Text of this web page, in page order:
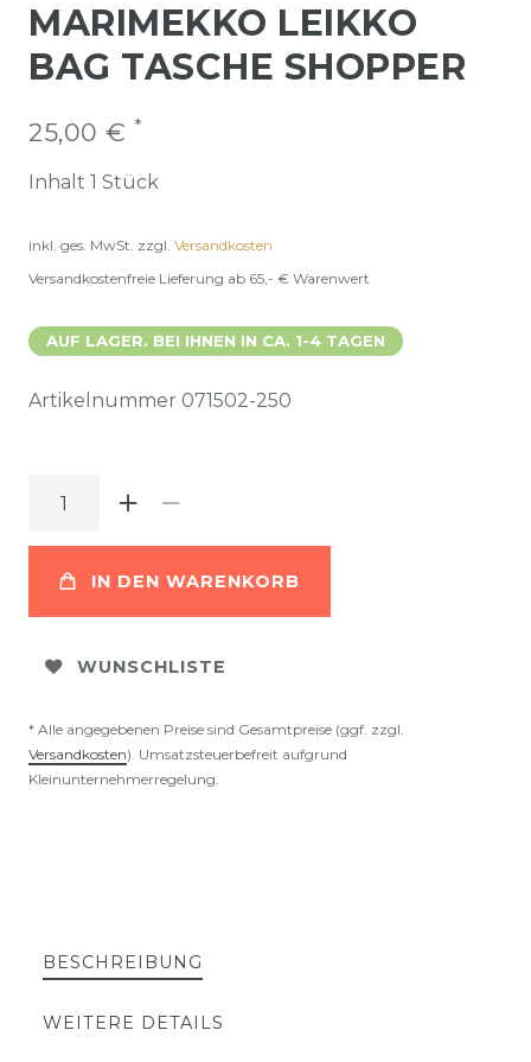
MARIMEKKO LEIKKO
BAG TASCHE SHOPPER
25,00 € *
Inhalt 1 Stück
inkl. ges. MwSt. zzgl. Versandkosten
Versandkostenfreie Lieferung ab 65,- € Warenwert
AUF LAGER. BEI IHNEN IN CA. 1-4 TAGEN
Artikelnummer 071502-250
IN DEN WARENKORB
WUNSCHLISTE
* Alle angegebenen Preise sind Gesamtpreise (ggf. zzgl.
Versandkosten). Umsatzsteuerbefreit aufgrund
Kleinunternehmerregelung.
BESCHREIBUNG
WEITERE DETAILS